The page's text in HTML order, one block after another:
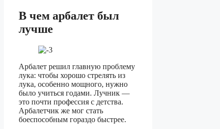
В чем арбалет был
лучше
Арбалет решил главную проблему
лука: чтобы хорошо стрелять из
лука, особенно мощного, нужно
было учиться годами. Лучник —
это почти профессия с детства.
Арбалетчик же мог стать
боеспособным гораздо быстрее.